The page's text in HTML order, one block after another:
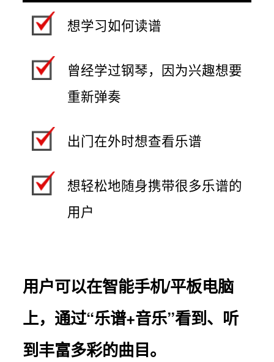
想学习如何读谱
曾经学过钢琴，因为兴趣想要
重新弹奏
出门在外时想查看乐谱
想轻松地随身携带很多乐谱的
用户
用户可以在智能手机/平板电脑
上，通过“乐谱+音乐”看到、听
到丰富多彩的曲目。